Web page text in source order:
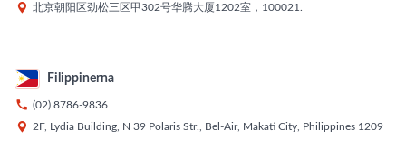
 北京朝阳区劲松三区甲302号华腾大厦1202室，100021.
Filippinerna
 (02) 8786-9836
 2F, Lydia Building, N 39 Polaris Str., Bel-Air, Makati City, Philippines 1209